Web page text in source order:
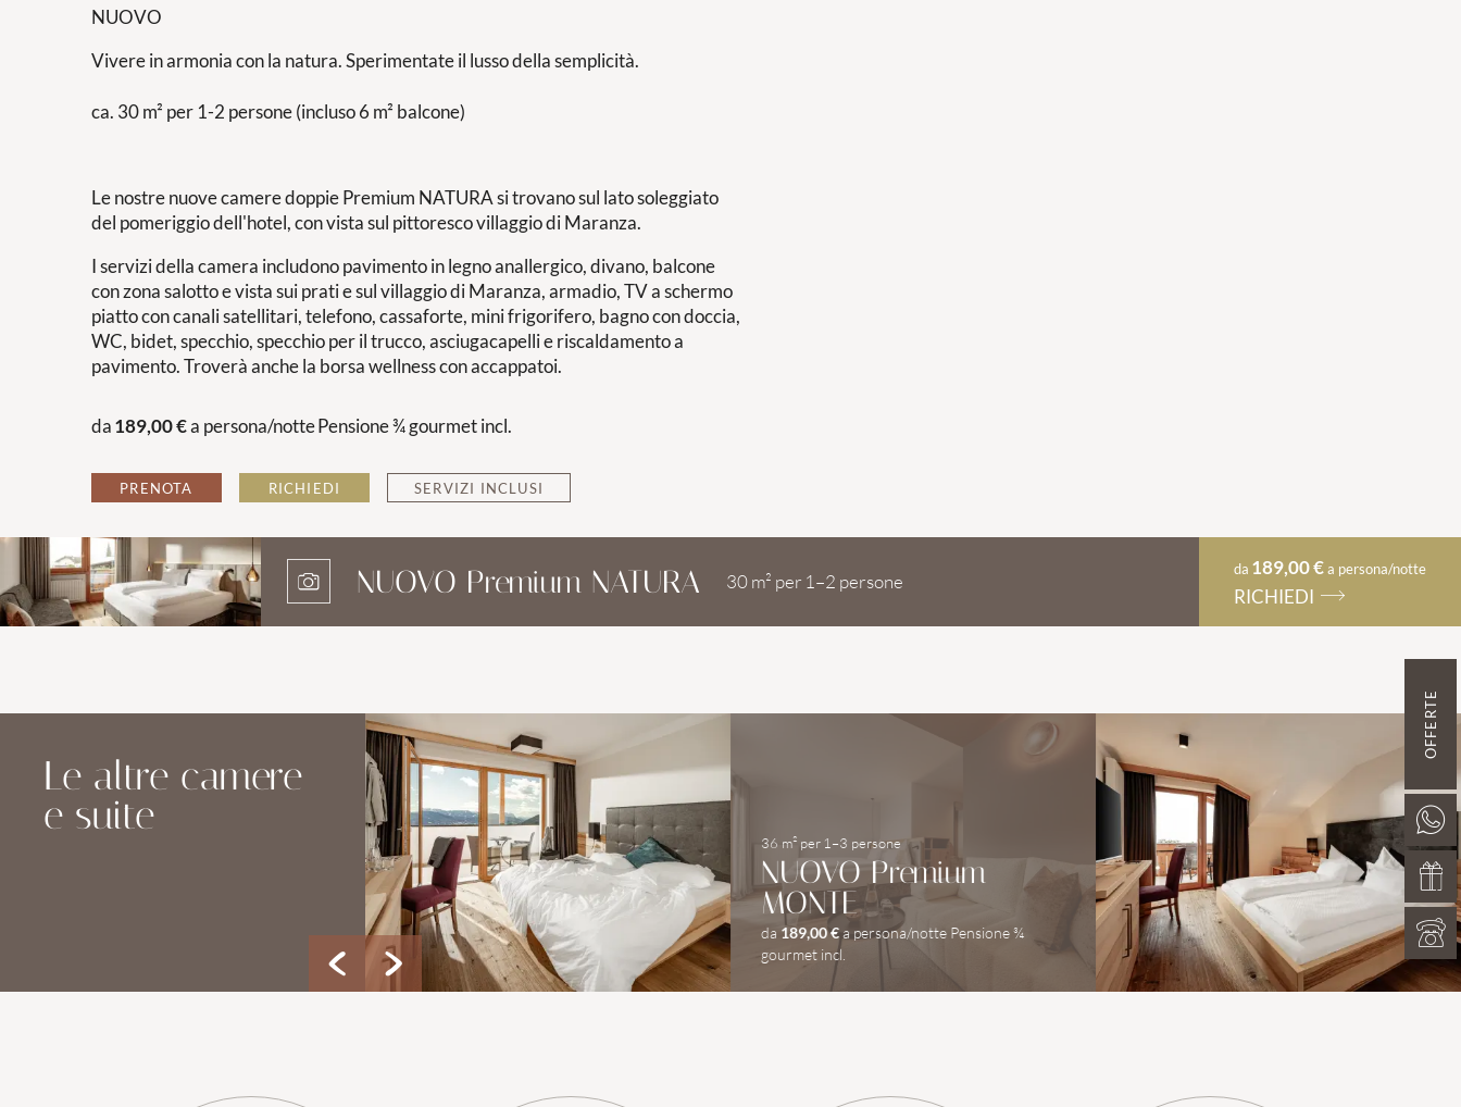
NUOVO
Vivere in armonia con la natura. Sperimentate il lusso della semplicità.
ca. 30 m² per 1-2 persone (incluso 6 m² balcone)
Le nostre nuove camere doppie Premium NATURA si trovano sul lato soleggiato
del pomeriggio dell'hotel, con vista sul pittoresco villaggio di Maranza.
I servizi della camera includono pavimento in legno anallergico, divano, balcone
con zona salotto e vista sui prati e sul villaggio di Maranza, armadio, TV a schermo
piatto con canali satellitari, telefono, cassaforte, mini frigorifero, bagno con doccia,
WC, bidet, specchio, specchio per il trucco, asciugacapelli e riscaldamento a
pavimento. Troverà anche la borsa wellness con accappatoi.
da189,00 €a persona/nottePensione ¾ gourmet incl.
PRENOTA RICHIEDI SERVIZI INCLUSI
NUOVO Premium NATURA 30 m² per 1–2 persone
da 189,00 €a persona/notte
RICHIEDI
Le altre camere
e suite
36 m² per 1–3 persone
NUOVO Premium
MONTE
da 189,00 €a persona/notte Pensione ¾
gourmet incl.
OFFERTE